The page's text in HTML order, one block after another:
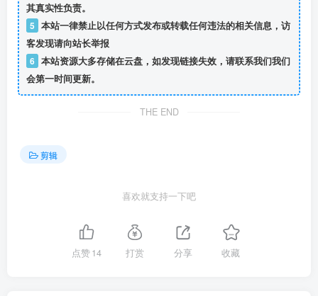
其真实性负责。
5 本站一律禁止以任何方式发布或转载任何违法的相关信息，访
客发现请向站长举报
6 本站资源大多存储在云盘，如发现链接失效，请联系我们我们
会第一时间更新。
THE END
剪辑
喜欢就支持一下吧
点赞14 打赏 分享 收藏